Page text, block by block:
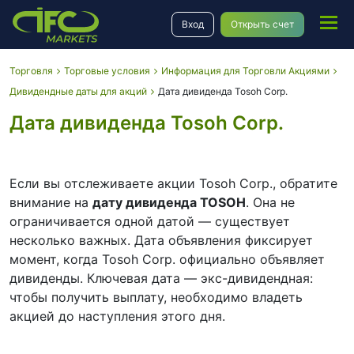
Вход Открыть счет
Торговля Торговые условия
Информация для Торговли Акциями
Дивидендные даты для акций
Дата дивиденда Tosoh Corp.
Дата дивиденда Tosoh Corp.
Если вы отслеживаете акции Tosoh Corp., обратите
внимание на дату дивиденда TOSOH. Она не
ограничивается одной датой — существует
несколько важных. Дата объявления фиксирует
момент, когда Tosoh Corp. официально объявляет
дивиденды. Ключевая дата — экс-дивидендная:
чтобы получить выплату, необходимо владеть
акцией до наступления этого дня.